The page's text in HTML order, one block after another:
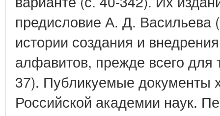
предисловие А. Д. Васильева
истории создания и
алфавитов, прежде всего для
37). Публикуемые документы
Российской академии наук.